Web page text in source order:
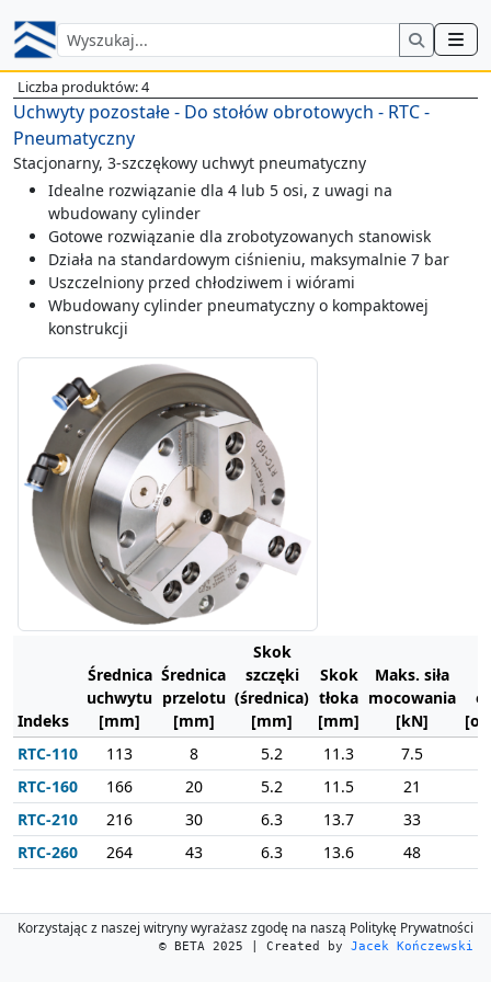
Liczba produktów: 4
Uchwyty pozostałe - Do stołów obrotowych - RTC -
Pneumatyczny
Stacjonarny, 3-szczękowy uchwyt pneumatyczny
Idealne rozwiązanie dla 4 lub 5 osi, z uwagi na
wbudowany cylinder
Gotowe rozwiązanie dla zrobotyzowanych stanowisk
Działa na standardowym ciśnieniu, maksymalnie 7 bar
Uszczelniony przed chłodziwem i wiórami
Wbudowany cylinder pneumatyczny o kompaktowej
konstrukcji
Indeks
Średnica
uchwytu
[mm]
Średnica
przelotu
[mm]
Skok
szczęki
(średnica)
[mm]
Skok
tłoka
[mm]
Maks. siła
mocowania
[kN]
RTC-110
113 8 5.2 11.3 7.5
RTC-160
166 20 5.2 11.5
21
RTC-210
216 30 6.3 13.7
33
RTC-260
264 43 6.3 13.6 48
Korzystając z naszej witryny wyrażasz zgodę na naszą Politykę Prywatności
© BETA 2025 | Created by Jacek Kończewski